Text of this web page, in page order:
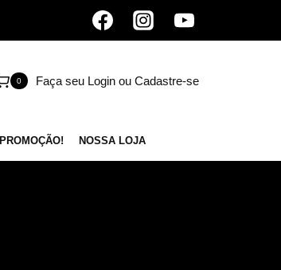
0 Faça seu Login ou Cadastre-se
PROMOÇÃO! NOSSA LOJA